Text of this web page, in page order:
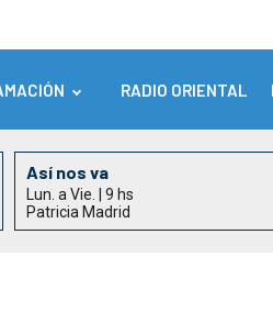
RADIO ORIENTAL
Así nos va
Lun. a Vie. | 9 hs
Patricia Madrid